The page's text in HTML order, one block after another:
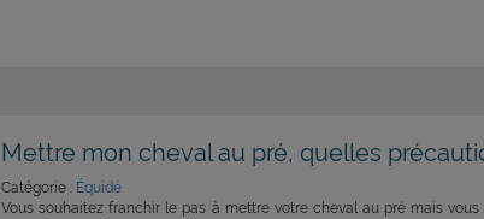
Mettre mon cheval au pré, quelles
Catégorie : Équidé
Vous souhaitez franchir le pas à mettre votre cheval au pré mais